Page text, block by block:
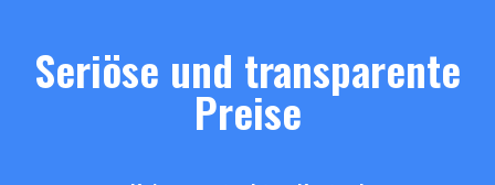
Seriöse und transparente
Preise